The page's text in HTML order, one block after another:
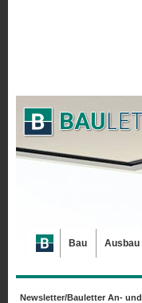
Newsletter/Bauletter An- und
Bau Ausbau